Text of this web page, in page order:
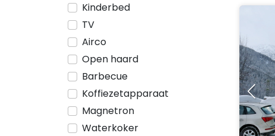
Kinderbed
TV
Airco
Open haard
Barbecue
Koffiezetapparaat
Magnetron
Waterkoker